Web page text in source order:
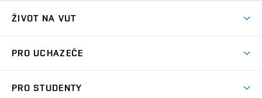
ŽIVOT NA VUT
Koleje
PRO UCHAZEČE
PRO STUDENTY